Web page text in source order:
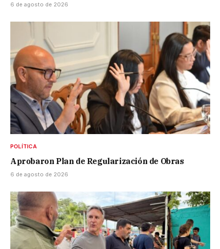
6 de agosto de 2026
POLÍTICA
Aprobaron Plan de Regularización de Obras
6 de agosto de 2026